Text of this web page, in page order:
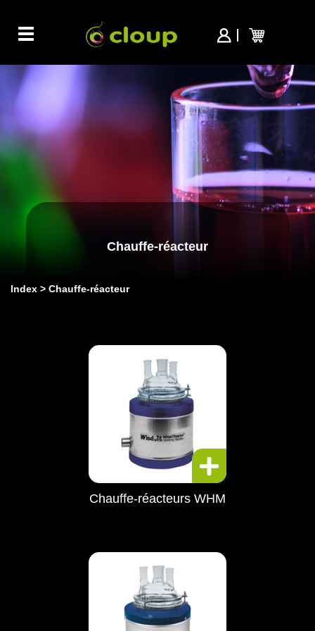
Toggle
navigation
Chauffe-réacteur
Index Chauffe-réacteur
Chauffe-réacteurs WHM